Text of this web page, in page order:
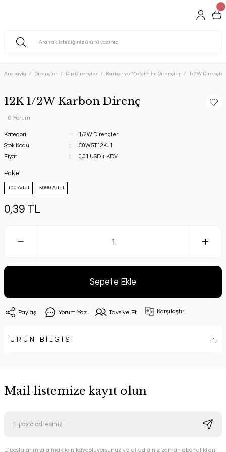
Anasayfa Dirençler Dip Dirençler Karbon ve Metal Film Dirençler 1/2W Dirençler
12K 1/2W Karbon Direnç
0 Yorum
Kategori
1/2W Dirençler
Stok Kodu
C0W5T12KJ1
Fiyat
0,01 USD + KDV
Paket
100 Adet 5000 Adet
0,39 TL
Sepete Ekle
Paylaş Yorum Yaz Tavsiye Et Karşılaştır
ÜRÜN BİLGİSİ
Mail listemize kayıt olun
E-postalarımızı almak için kaydoluyorsunuz ve dilediğiniz zaman abonelikten